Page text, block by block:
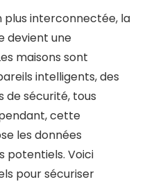
plus interconnectée, la
devient une
maisons sont
intelligents, des
sécurité, tous
cette
les données
potentiels. Voici
pour sécuriser